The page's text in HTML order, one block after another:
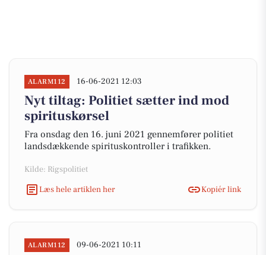
ALARM112 16-06-2021 12:03
Nyt tiltag: Politiet sætter ind mod
spirituskørsel
Fra onsdag den 16. juni 2021 gennemfører politiet
landsdækkende spirituskontroller i trafikken.
Kilde: Rigspolitiet
Læs hele artiklen her
Kopiér link
ALARM112 09-06-2021 10:11